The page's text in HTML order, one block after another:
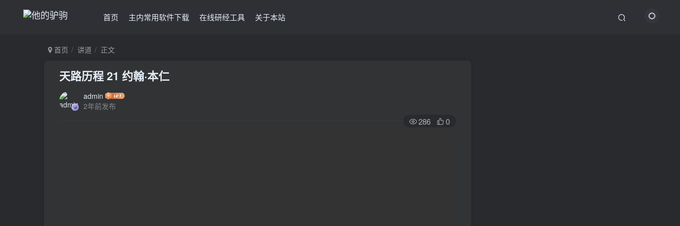
首页 主内常用软件下载 在线研经工具 关于本站
首页 讲道 正文
天路历程 21 约翰·本仁
admin
2年前发布
286 0